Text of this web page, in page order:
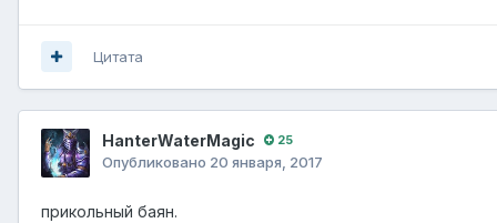
Цитата
HanterWaterMagic 25
Опубликовано 20 января, 2017
прикольный баян.